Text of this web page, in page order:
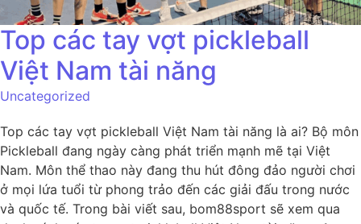
Top các tay vợt pickleball
Việt Nam tài năng
Uncategorized
Top các tay vợt pickleball Việt Nam tài năng là ai? Bộ môn
Pickleball đang ngày càng phát triển mạnh mẽ tại Việt
Nam. Môn thể thao này đang thu hút đông đảo người chơi
ở mọi lứa tuổi từ phong trảo đến các giải đấu trong nước
và quốc tế. Trong bài viết sau, bom88sport sẽ xem qua